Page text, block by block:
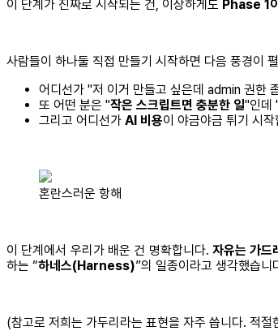
이 단계가 진짜로 시작되는 건, 이상하게도 Phase 1
사람들이 하나둘 직접 만들기 시작하면 다음 풍경이
어디선가 "저 이거 만들고 싶은데 admin 권한
또 어떤 분은 "작은 스크립트면 충분한 일"인데
그리고 어디선가 AI 비용이 야금야금 튀기 시작
혼란스러운 항해
이 단계에서 우리가 배운 건 명확합니다.자유는 가드
하는 “하네스(Harness)”의 일종이라고 생각했습니
(참고로 저희는 가두리라는 표현을 자주 씁니다. 적